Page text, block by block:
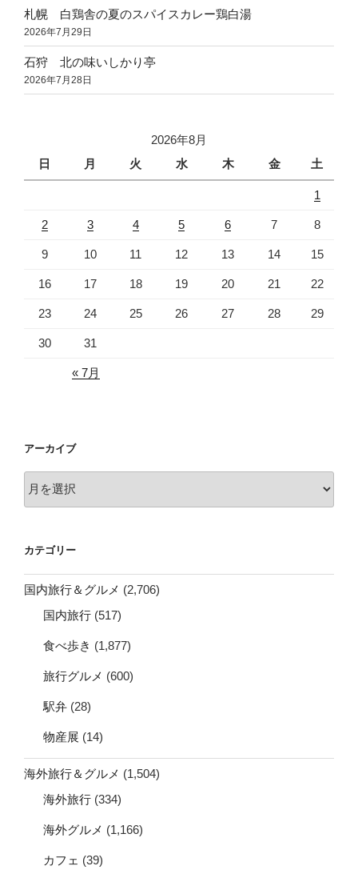
札幌 白鶏舎の夏のスパイスカレー鶏白湯
2026年7月29日
石狩 北の味いしかり亭
2026年7月28日
2026年8月
日
月 火 水 木 金 土
1
2 3 4 5 6 7 8
9 10 11 12 13 14 15
16 17 18 19 20 21 22
23 24 25 26 27 28 29
30 31
« 7月
アーカイブ
ー
ブ
カテゴリー
国内旅行＆グルメ (2,706)
国内旅行 (517)
食べ歩き (1,877)
旅行グルメ (600)
駅弁 (28)
物産展 (14)
海外旅行＆グルメ (1,504)
海外旅行 (334)
海外グルメ (1,166)
カフェ (39)